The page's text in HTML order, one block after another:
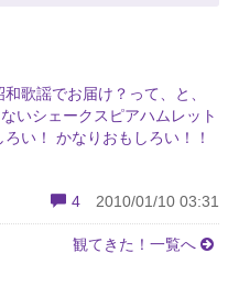
歌謡でお届け？って、と、
いシェークスピアハムレット
い！ かなりおもしろい！！
4 2010/01/10 03:31
観てきた！一覧へ